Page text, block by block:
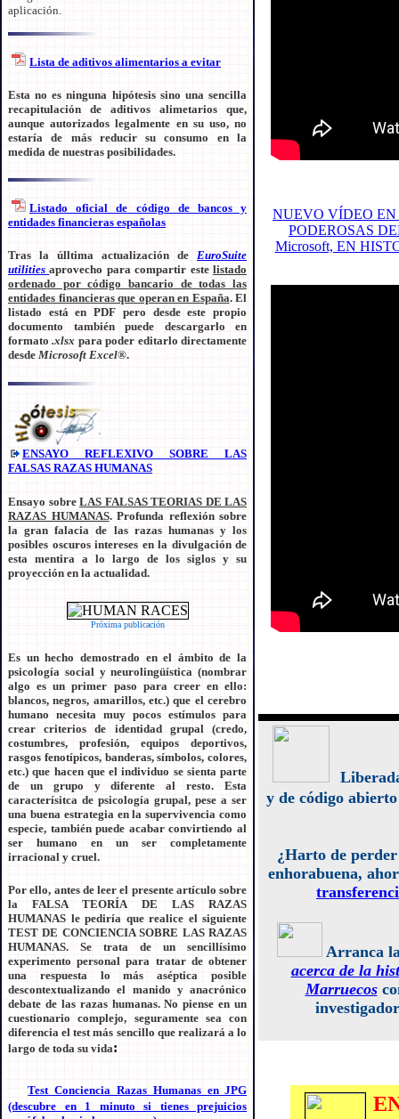
aplicación.
Lista de aditivos alimentarios a evitar
Esta no es ninguna hipótesis sino una sencilla
recapitulación de aditivos alimetarios que,
aunque autorizados legalmente en su uso, no
estaría de más reducir su consumo en la
medida de nuestras posibilidades.
Listado oficial de código de bancos y
entidades financieras españolas
Tras la úlltima actualización de EuroSuite
utilitiesaprovecho para compartir estelistado
ordenado por código bancario de todas las
entidades financieras que operan en España. El
listado está en PDF pero desde este propio
documento también puede descargarlo en
formato.xlsx para poder editarlo directamente
desdeMicrosoft Excel®.
ENSAYO REFLEXIVO SOBRE LAS
FALSAS RAZAS HUMANAS
Ensayo sobre LAS FALSAS TEORIAS DE LAS
RAZAS HUMANAS. Profunda reflexión sobre
la gran falacia de las razas humanas y los
posibles oscuros intereses en la divulgación de
esta mentira a lo largo de los siglos y su
proyección en la actualidad.
Próxima publicación
Es un hecho demostrado en el ámbito de la
psicología social y neurolingüística (nombrar
algo es un primer paso para creer en ello:
blancos, negros, amarillos, etc.) que el cerebro
humano necesita muy pocos estímulos para
crear criterios de identidad grupal (credo,
costumbres, profesión, equipos deportivos,
rasgos fenotípicos, banderas, símbolos, colores,
etc.) que hacen que el individuo se sienta parte
de un grupo y diferente al resto. Esta
caracterísitca de psicología grupal, pese a ser
una buena estrategia en la supervivencia como
especie, también puede acabar convirtiendo al
ser humano en un ser completamente
irracional y cruel.
Por ello, antes de leer el presente artículo sobre
la FALSA TEORÍA DE LAS RAZAS
HUMANAS le pediría que realice el siguiente
TEST DE CONCIENCIA SOBRE LAS RAZAS
HUMANAS. Se trata de un sencillísimo
experimento personal para tratar de obtener
una respuesta lo más aséptica posible
descontextualizando el manido y anacrónico
debate de las razas humanas. No piense en un
cuestionario complejo, seguramente sea con
diferencia el test más sencillo que realizará a lo
largo de toda su vida:
Test_Conciencia_Razas_Humanas en JPG
(descubre en 1 minuto si tienes prejuicios
NUEVO VÍDEO
PODEROSAS
Microsoft, EN
y de código
¿Harto de
enhorabuena,
Arranca
acerca de la
Marruecos